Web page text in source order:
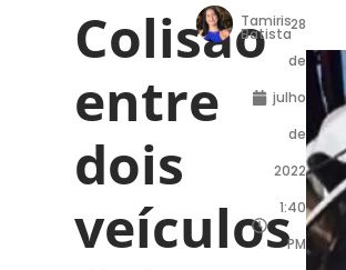
Colisão
entre
dois
veículos
Tamiris
Batista
28
de
julho
de
2022
1:40
PM